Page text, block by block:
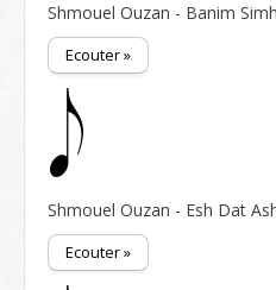
Shmouel Ouzan - Banim
Ecouter »
Shmouel Ouzan - Esh Dat
Ecouter »